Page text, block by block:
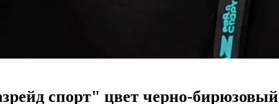
спорт" цвет черно-бирюзовый